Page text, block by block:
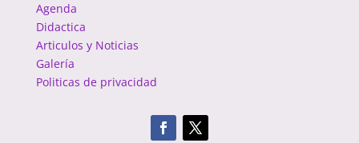
Agenda
Didactica
Articulos y Noticias
Galería
Politicas de privacidad